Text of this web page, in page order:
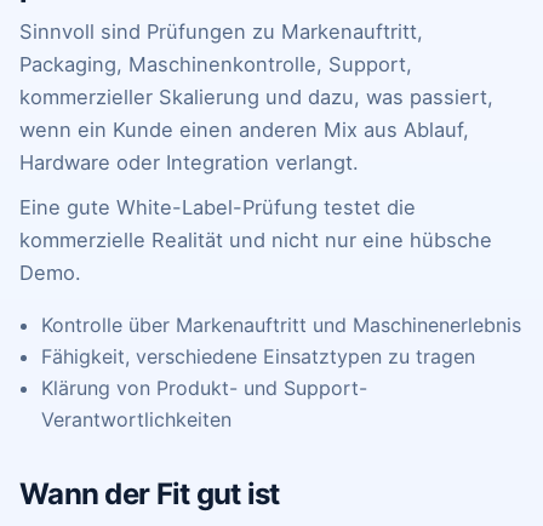
Sinnvoll sind Prüfungen zu Markenauftritt,
Packaging, Maschinenkontrolle, Support,
kommerzieller Skalierung und dazu, was passiert,
wenn ein Kunde einen anderen Mix aus Ablauf,
Hardware oder Integration verlangt.
Eine gute White-Label-Prüfung testet die
kommerzielle Realität und nicht nur eine hübsche
Demo.
Kontrolle über Markenauftritt und Maschinenerlebnis
Fähigkeit, verschiedene Einsatztypen zu tragen
Klärung von Produkt- und Support-
Verantwortlichkeiten
Wann der Fit gut ist